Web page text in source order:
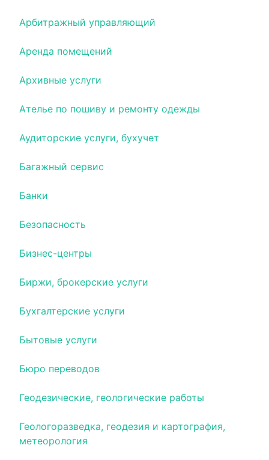
Арбитражный управляющий
Аренда помещений
Архивные услуги
Ателье по пошиву и ремонту одежды
Аудиторские услуги, бухучет
Багажный сервис
Банки
Безопасность
Бизнес-центры
Биржи, брокерские услуги
Бухгалтерские услуги
Бытовые услуги
Бюро переводов
Геодезические, геологические работы
Геологоразведка, геодезия и картография,
метеорология